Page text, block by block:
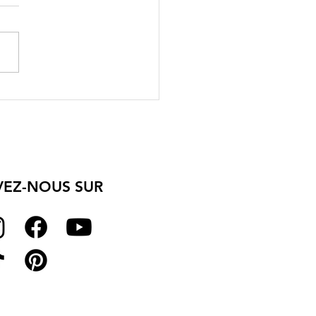
NOUS SUR